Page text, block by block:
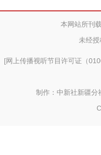
团分院
本网站所刊
未经
[网上传播视听节目许可证（
制作：中新社新